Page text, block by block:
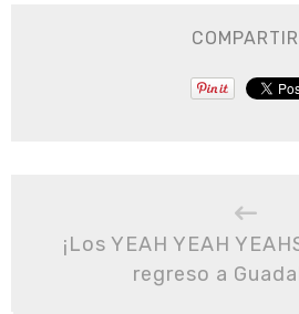
¡Los YEAH YEAH
regreso a